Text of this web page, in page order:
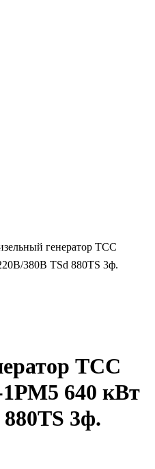
генератор ТСС
380В TSd 880TS 3ф.
ТСС
640 кВт
3ф.